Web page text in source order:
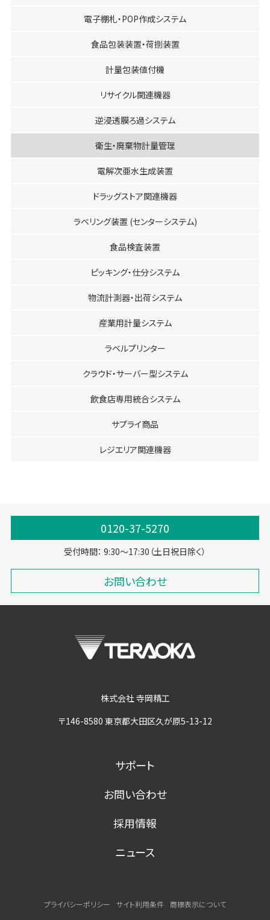
電子棚札・POP作成システム
食品包装装置・荷捌装置
計量包装値付機
リサイクル関連機器
逆浸透膜ろ過システム
衛生・廃棄物計量管理
電解次亜水生成装置
ドラッグストア関連機器
ラベリング装置 (センターシステム)
食品検査装置
ピッキング・仕分システム
物流計測器・出荷システム
産業用計量システム
ラベルプリンター
クラウド・サーバー型システム
飲食店専用統合システム
サプライ商品
レジエリア関連機器
0120-37-5270
受付時間： 9:30～17:30（土日祝日除く）
お問い合わせ
株式会社 寺岡精工
〒146-8580 東京都大田区久が原5-13-12
サポート
お問い合わせ
採用情報
ニュース
プライバシーポリシー サイト利用条件
商標表示について